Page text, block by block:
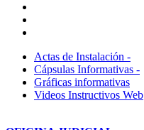
Actas de Instalación -
Cápsulas Informativas -
Gráficas informativas
Videos Instructivos Web